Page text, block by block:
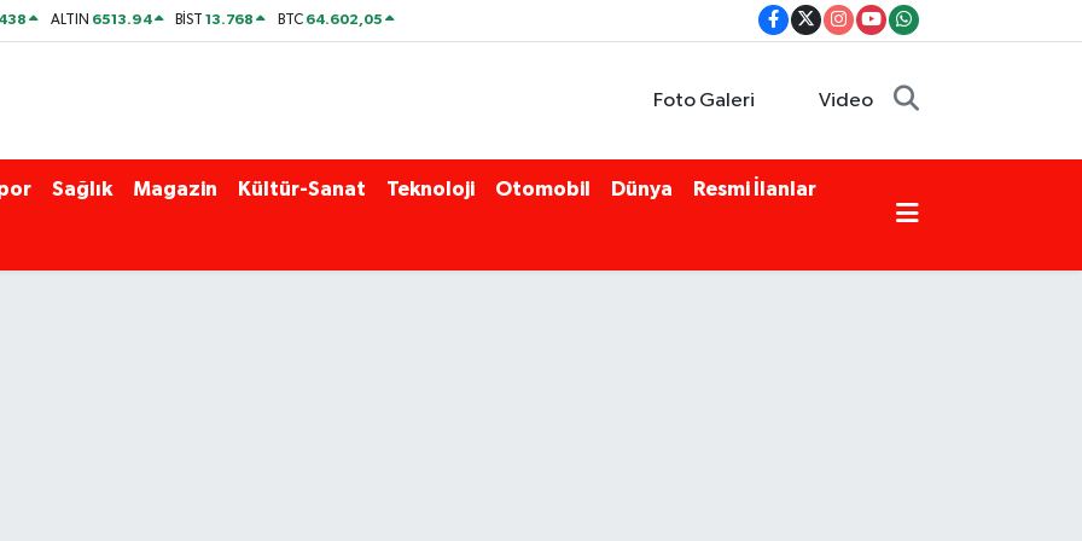
ALTIN 6513.94 BİST13.768 BTC 64.602,05
Foto Galeri Video
Sağlık Magazin Kültür-Sanat Teknoloji Otomobil Dünya Resmi İlanlar